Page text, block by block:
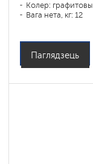
Колер:
Вага нета, кг: 12
Паглядзець